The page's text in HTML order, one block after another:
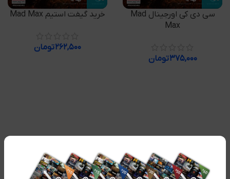
سی دی کی اورجینال Mad
Max
۳۷۵,۰۰۰تومان
خرید گیفت استیم Mad Max
۲۶۲,۵۰۰تومان